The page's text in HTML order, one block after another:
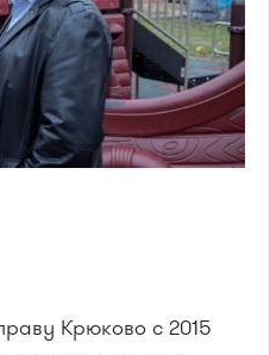
Крюково с 2015